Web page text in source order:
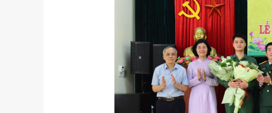
Tiểu đoàn Thiết giáp SSCĐ cao
trong dịp Tết Nguyên đán
Bộ Tư lệnh Thủ đô
chính trị-xã hội
thăm, động viên